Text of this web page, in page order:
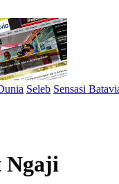
Seleb Sensasi
Ngaji